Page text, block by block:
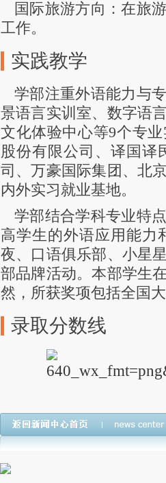
国际旅游方向：在旅
工作。
实践教学
学部注重外语能力与
景语言实训室、数字语
文化体验中心等9个专
股份有限公司、译国译
司、万豪国际集团、北
内外实习就业基地。
学部结合学科专业特
高学生的外语应用能力
夜、口语俱乐部、小星
部品牌活动。本部学生
然，所获奖项包括全国
录取分数线